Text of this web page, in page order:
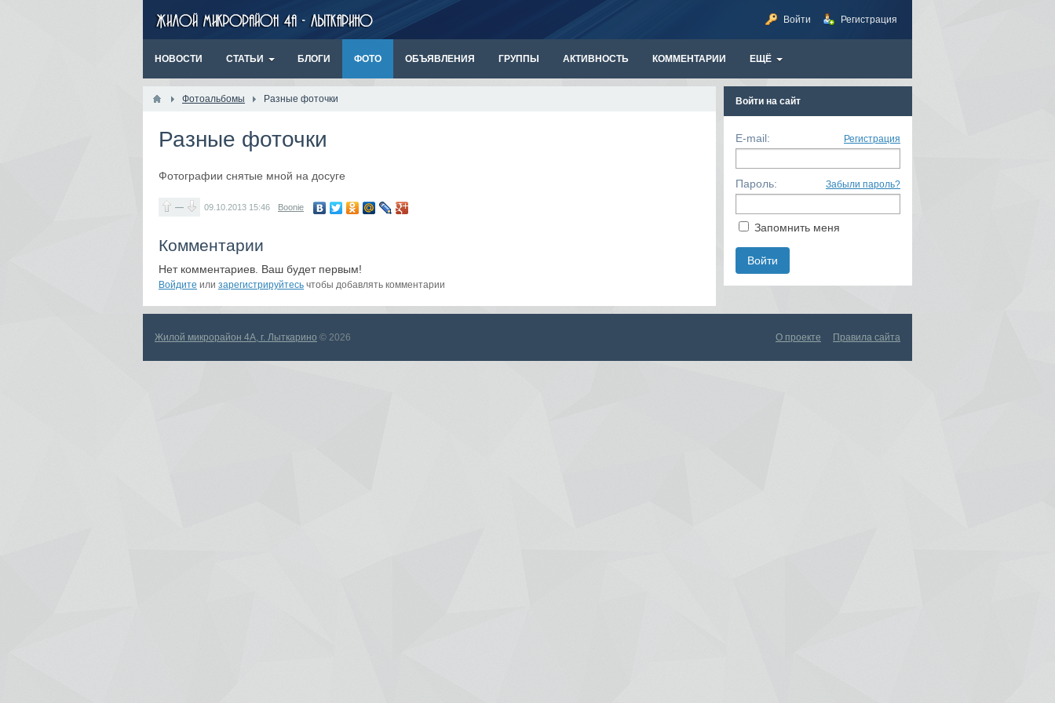
Войти Регистрация
НОВОСТИ СТАТЬИ БЛОГИ ФОТО ОБЪЯВЛЕНИЯ ГРУППЫ АКТИВНОСТЬ КОММЕНТАРИИ ЕЩЁ
Фотоальбомы Разные фоточки
Разные фоточки
Фотографии снятые мной на досуге
— 09.10.2013 15:46 Boonie
Комментарии
Нет комментариев. Ваш будет первым!
Войдите или зарегистрируйтесь чтобы добавлять комментарии
Войти на сайт
E-mail: Регистрация
Пароль: Забыли пароль?
Запомнить меня
Жилой микрорайон 4А, г. Лыткарино © 2026 О проекте Правила сайта